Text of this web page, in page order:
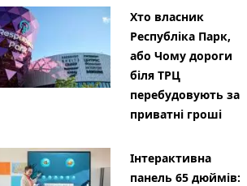
Хто власник
Республіка Парк,
або Чому дороги
біля ТРЦ
перебудовують за
приватні гроші
Інтерактивна
панель 65 дюймів: